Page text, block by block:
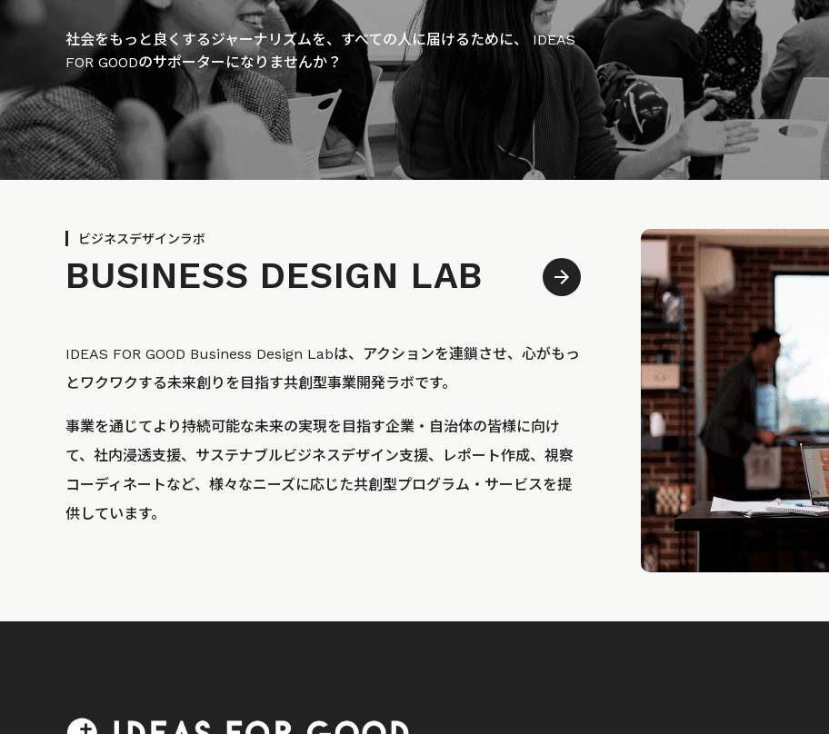
社会をもっと良くするジャーナリズムを、すべての人に届けるために、 IDEAS
FOR GOODのサポーターになりませんか？
ビジネスデザインラボ
BUSINESS DESIGN LAB
IDEAS FOR GOOD Business Design Labは、アクションを連鎖させ、心がもっ
とワクワクする未来創りを目指す共創型事業開発ラボです。
事業を通じてより持続可能な未来の実現を目指す企業・自治体の皆様に向け
て、社内浸透支援、サステナブルビジネスデザイン支援、レポート作成、視察
コーディネートなど、様々なニーズに応じた共創型プログラム・サービスを提
供しています。